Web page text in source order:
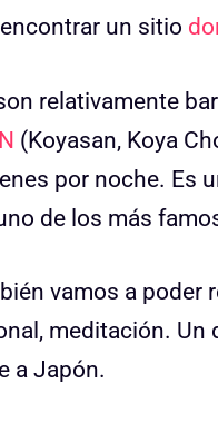
un sitio
relativamente
(Koyasan, Koya
por noche. Es
de los más
vamos a poder
meditación.
a Japón.